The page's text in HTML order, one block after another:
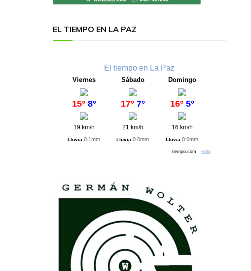
EL TIEMPO EN LA PAZ
El tiempo en La Paz
Viernes
15° 8°
19 km/h
Lluvia:0.1mm
Sábado
17° 7°
21 km/h
Lluvia:0.0mm
Domingo
16° 5°
16 km/h
Lluvia:0.0mm
tiempo.com+info